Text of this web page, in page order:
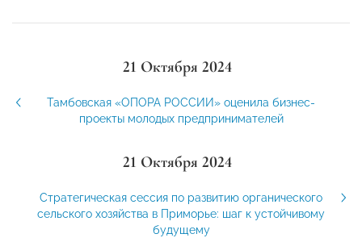
21 Октября 2024
Тамбовская «ОПОРА РОССИИ» оценила бизнес-
проекты молодых предпринимателей
21 Октября 2024
Стратегическая сессия по развитию органического
сельского хозяйства в Приморье: шаг к устойчивому
будущему